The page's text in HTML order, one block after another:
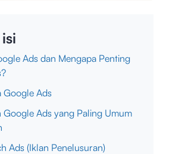
Ads dan Mengapa Penting
Google Ads
Google Ads yang Paling Umum
Ads (Iklan Penelusuran)